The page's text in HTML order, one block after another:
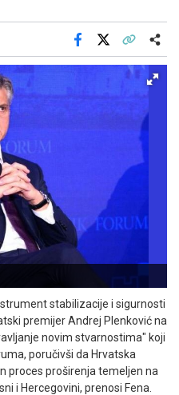
Facebook
stabilizacije i sigurnosti
premijer Andrej Plenković na
novim stvarnostima" koji
poručivši da Hrvatska
proces proširenja temeljen na
i Hercegovini, prenosi Fena.